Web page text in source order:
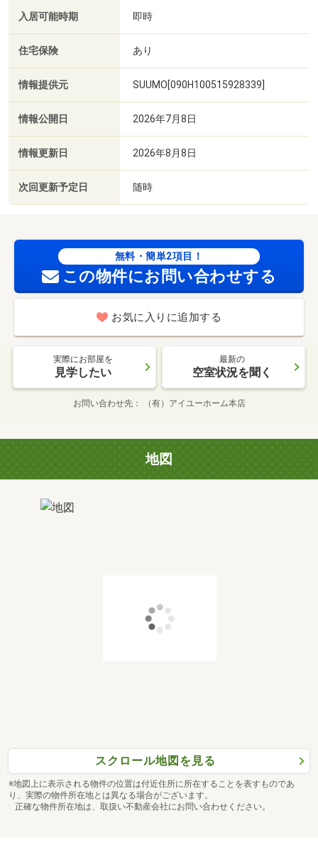
入居可能時期 即時
住宅保険 あり
情報提供元 SUUMO[090H100515928339]
情報公開日 2026年7月8日
情報更新日 2026年8月8日
次回更新予定日 随時
無料・簡単2項目！
この物件にお問い合わせする
お気に入りに追加する
実際にお部屋を
見学したい
最新の
空室状況を聞く
お問い合わせ先 （有）アイユーホーム本店
地図
スクロール地図を見る
※地図上に表示される物件の位置は付近住所に所在することを表すものであ
り、実際の物件所在地とは異なる場合がございます。
正確な物件所在地は、取扱い不動産会社にお問い合わせください。